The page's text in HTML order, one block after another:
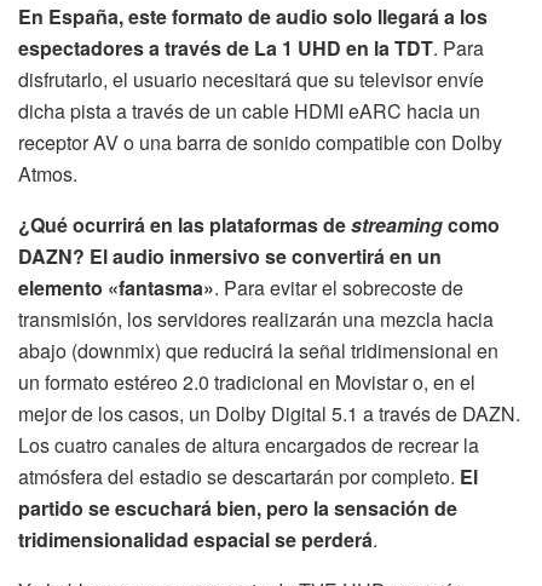
En España, este formato de audio solo llegará a los
espectadores a través de La 1 UHD en la TDT. Para
disfrutarlo, el usuario necesitará que su televisor envíe
dicha pista a través de un cable HDMI eARC hacia un
receptor AV o una barra de sonido compatible con Dolby
Atmos.
¿Qué ocurrirá en las plataformas destreamingcomo
DAZN? El audio inmersivo se convertirá en un
elemento «fantasma». Para evitar el sobrecoste de
transmisión, los servidores realizarán una mezcla hacia
abajo (downmix) que reducirá la señal tridimensional en
un formato estéreo 2.0 tradicional en Movistar o, en el
mejor de los casos, un Dolby Digital 5.1 a través de DAZN.
Los cuatro canales de altura encargados de recrear la
atmósfera del estadio se descartarán por completo. El
partido se escuchará bien, pero la sensación de
tridimensionalidad espacial se perderá.